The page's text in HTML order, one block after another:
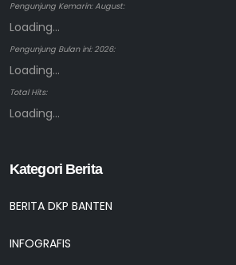
Pengunjung Kemarin: August:
Loading...
Pengunjung Bulan ini: 2026:
Loading...
Total Hits:
Loading...
Kategori Berita
BERITA DKP BANTEN
INFOGRAFIS